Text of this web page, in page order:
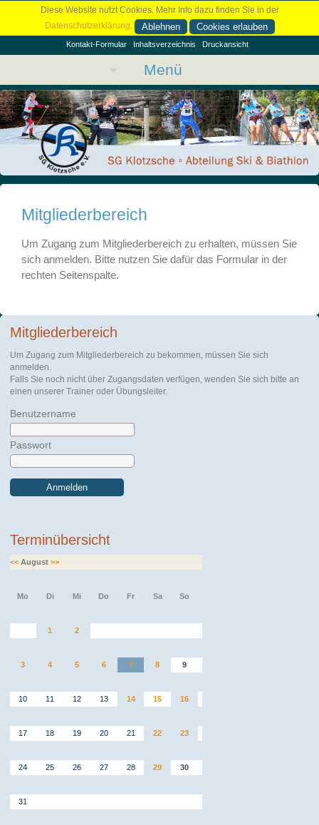
Diese Website nutzt Cookies. Mehr Info dazu finden Sie in der
Datenschutzerklärung. Ablehnen Cookies erlauben
Kontakt-Formular Inhaltsverzeichnis Druckansicht
Menü
Mitgliederbereich
Um Zugang zum Mitgliederbereich zu erhalten, müssen Sie
sich anmelden. Bitte nutzen Sie dafür das Formular in der
rechten Seitenspalte.
Mitgliederbereich
Um Zugang zum Mitgliederbereich zu bekommen, müssen Sie sich
anmelden.
Falls Sie noch nicht über Zugangsdaten verfügen, wenden Sie sich bitte an
einen unserer Trainer oder Übungsleiter.
Benutzername
Passwort
Anmelden
Terminübersicht
<<August >>
Mo Di Mi Do Fr Sa So
1 2
3 4 5 6 7 8 9
10 11 12 13 14 15 16
17 18 19 20 21 22 23
24 25 26 27 28 29 30
31